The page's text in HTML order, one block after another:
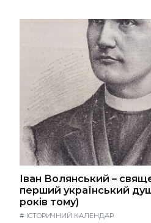
Іван Волянський –
перший український
років тому)
# ІСТОРИЧНИЙ КАЛЕНДАР